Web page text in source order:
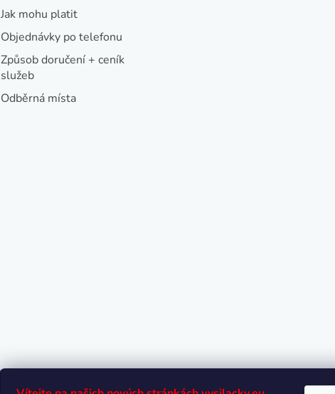
Jak mohu platit
Objednávky po telefonu
Způsob doručení + ceník
služeb
Odběrná místa